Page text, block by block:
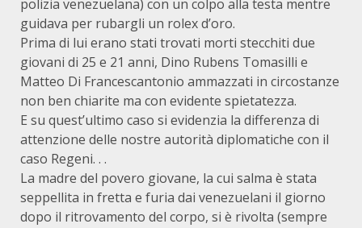
polizia venezuelana) con un colpo alla testa mentre
guidava per rubargli un rolex d’oro.
Prima di lui erano stati trovati morti stecchiti due
giovani di 25 e 21 anni, Dino Rubens Tomasilli e
Matteo Di Francescantonio ammazzati in circostanze
non ben chiarite ma con evidente spietatezza.
E su quest’ultimo caso si evidenzia la differenza di
attenzione delle nostre autorità diplomatiche con il
caso Regeni. . .
La madre del povero giovane, la cui salma è stata
seppellita in fretta e furia dai venezuelani il giorno
dopo il ritrovamento del corpo, si è rivolta (sempre